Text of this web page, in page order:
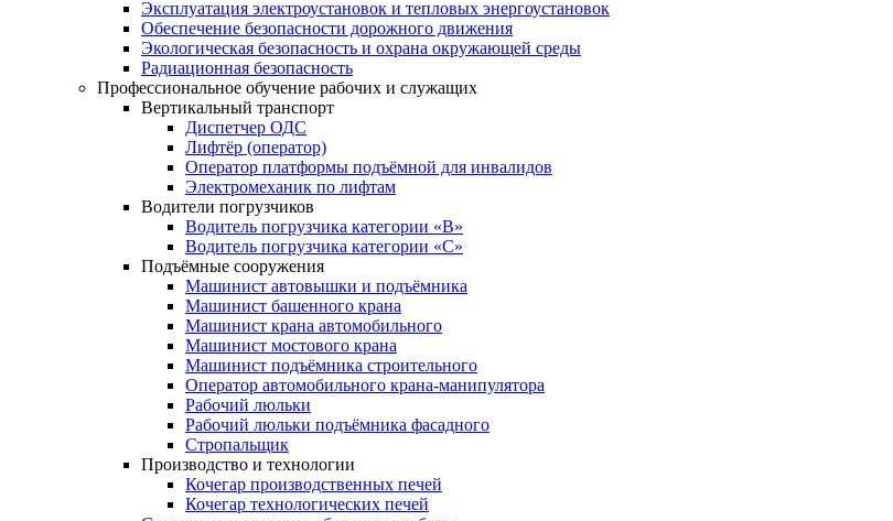
Эксплуатация электроустановок и тепловых энергоустановок
Обеспечение безопасности дорожного движения
Экологическая безопасность и охрана окружающей среды
Радиационная безопасность
Профессиональное обучение рабочих и служащих
Вертикальный транспорт
Диспетчер ОДС
Лифтёр (оператор)
Оператор платформы подъёмной для инвалидов
Электромеханик по лифтам
Водители погрузчиков
Водитель погрузчика категории «B»
Водитель погрузчика категории «С»
Подъёмные сооружения
Машинист автовышки и подъёмника
Машинист башенного крана
Машинист крана автомобильного
Машинист мостового крана
Машинист подъёмника строительного
Оператор автомобильного крана-манипулятора
Рабочий люльки
Рабочий люльки подъёмника фасадного
Стропальщик
Производство и технологии
Кочегар производственных печей
Кочегар технологических печей